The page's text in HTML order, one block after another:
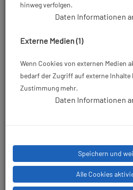
Artikelnr.: base-146
4,90 €*
hinweg verfolgen.
Daten Informationen
Externe Medien (1)
Wenn Cookies von externen Medien
bedarf der Zugriff auf externe Inhalte
Zustimmung mehr.
Daten Informationen
Speichern und
Alle Cookies